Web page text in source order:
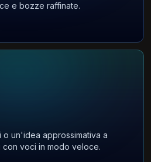
e bozze raffinate.
o un'idea approssimativa a
voci in modo veloce.